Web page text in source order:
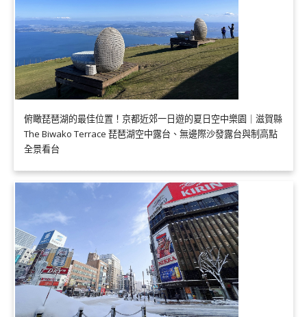
俯瞰琵琶湖的最佳位置！京都近郊一日遊的夏日空中樂園｜滋賀縣
The Biwako Terrace 琵琶湖空中露台、無邊際沙發露台與制高點
全景看台